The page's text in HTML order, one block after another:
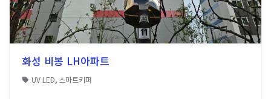
화성 비봉 LH아파트
UV LED, 스마트키퍼